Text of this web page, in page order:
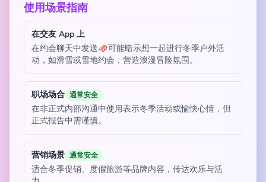
使用场景指南
在交友 App 上
在约会聊天中发送🛷可能暗示想一起进行冬季户外活
动，如滑雪或雪地约会，营造浪漫冒险氛围。
职场场合 通常安全
在非正式内部沟通中使用表示冬季活动或愉快心情，但
正式报告中需谨慎。
营销场景 通常安全
适合冬季促销、度假旅游等品牌内容，传达欢乐与活